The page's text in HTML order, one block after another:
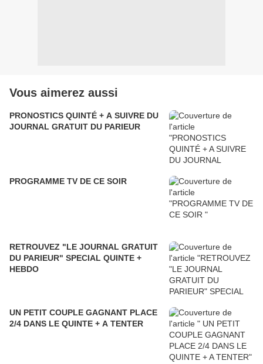
Vous aimerez aussi
PRONOSTICS QUINTÉ + A SUIVRE DU
JOURNAL GRATUIT DU PARIEUR
PROGRAMME TV DE CE SOIR
RETROUVEZ "LE JOURNAL GRATUIT
DU PARIEUR" SPECIAL QUINTE +
HEBDO
UN PETIT COUPLE GAGNANT PLACE
2/4 DANS LE QUINTE + A TENTER